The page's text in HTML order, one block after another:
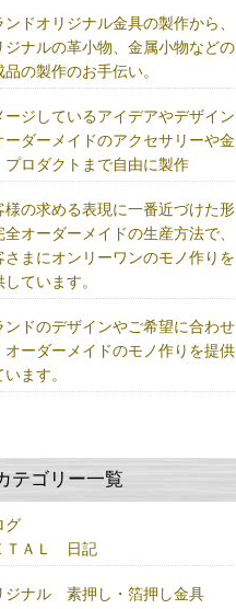
ンドオリジナル金具の製作から、
ジナルの革小物、金属小物などの
品の製作のお手伝い。
ージしているアイデアやデザイン
ーダーメイドのアクセサリーや金
プロダクトまで自由に製作
様の求める表現に一番近づけた形
全オーダーメイドの生産方法で、
さまにオンリーワンのモノ作りを
しています。
ンドのデザインやご希望に合わせ
オーダーメイドのモノ作りを提供
います。
テゴリー一覧
グ
ＴＡＬ 日記
ジナル 素押し・箔押し金具